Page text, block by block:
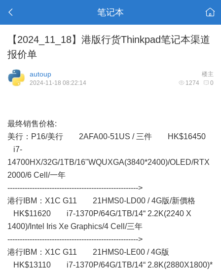
笔记本
【2024_11_18】港版行货Thinkpad笔记本渠道
报价单
楼主
autoup
1274 0
2024-11-18 08:22:14
最终销售价格:
美行： P16/美行 2AFA00-51US / 三件 HK$16450
i7-
14700HX/32G/1TB/16"WQUXGA(3840*2400)/OLED/RTX
2000/6 Cell/一年
----------------------------------------------------->
港行IBM：X1C G11 21HMS0-LD00 / 4G版/新價格
HK$11620 i7-1370P/64G/1TB/14“ 2.2K(2240 X
1400)/Intel Iris Xe Graphics/4 Cell/三年
----------------------------------------------------->
港行IBM：X1C G11 21HMS0-LE00 / 4G版
HK$13110 i7-1370P/64G/1TB/14“ 2.8K(2880X1800)*